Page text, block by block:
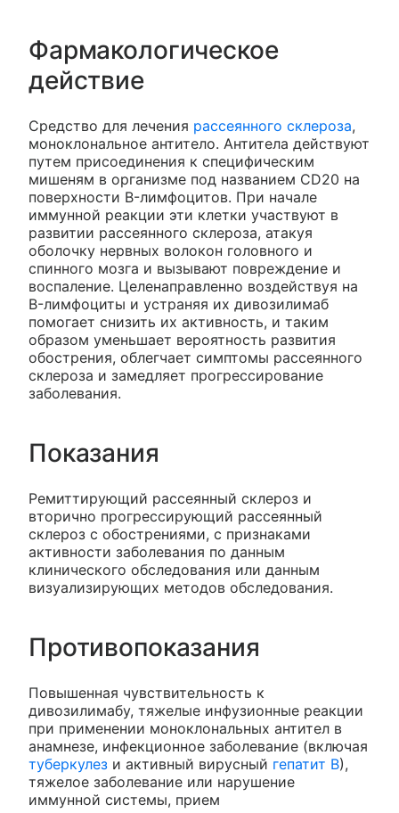
Фармакологическое
действие
Средство для лечения рассеянного склероза,
моноклональное антитело. Антитела действуют
путем присоединения к специфическим
мишеням в организме под названием CD20 на
поверхности B-лимфоцитов. При начале
иммунной реакции эти клетки участвуют в
развитии рассеянного склероза, атакуя
оболочку нервных волокон головного и
спинного мозга и вызывают повреждение и
воспаление. Целенаправленно воздействуя на
B-лимфоциты и устраняя их дивозилимаб
помогает снизить их активность, и таким
образом уменьшает вероятность развития
обострения, облегчает симптомы рассеянного
склероза и замедляет прогрессирование
заболевания.
Показания
Ремиттирующий рассеянный склероз и
вторично прогрессирующий рассеянный
склероз с обострениями, с признаками
активности заболевания по данным
клинического обследования или данным
визуализирующих методов обследования.
Противопоказания
Повышенная чувствительность к
дивозилимабу, тяжелые инфузионные реакции
при применении моноклональных антител в
анамнезе, инфекционное заболевание (включая
туберкулез и активный вирусный гепатит В),
тяжелое заболевание или нарушение
иммунной системы, прием